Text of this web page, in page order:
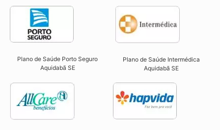
Plano de Saúde Porto Seguro
Aquidabã SE​
Plano de Saúde Intermédica
Aquidabã SE​